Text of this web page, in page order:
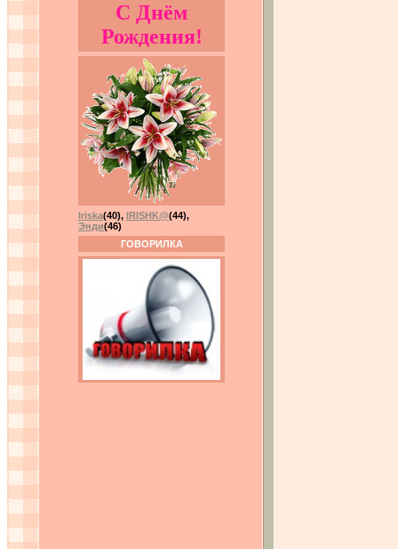
С Днём
Рождения!
Iriska(40), IRISHK@(44),
Энди(46)
ГОВОРИЛКА